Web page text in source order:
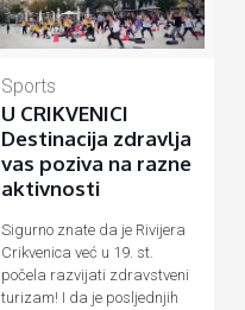
Sports
U CRIKVENICI
Destinacija zdravlja
vas poziva na razne
aktivnosti
Sigurno znate da je Rivijera
Crikvenica već u 19. st.
počela razvijati zdravstveni
turizam! I da je posljednjih